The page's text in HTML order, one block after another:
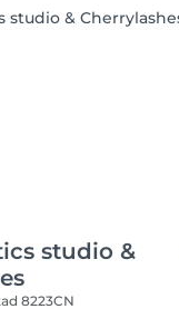
studio &
8223CN